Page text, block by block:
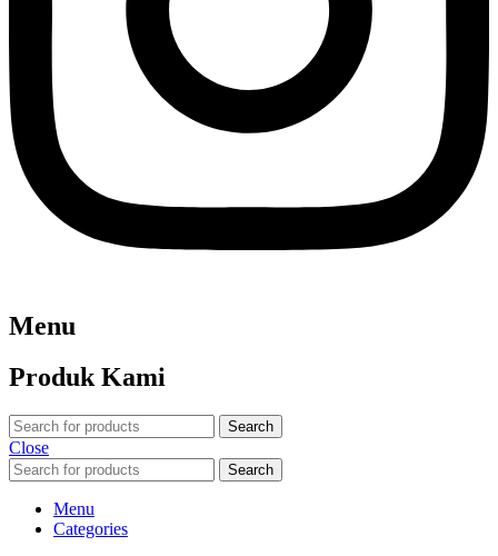
Menu
Produk Kami
Search
Close
Search
Menu
Categories